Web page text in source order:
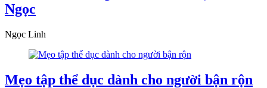
Ngọc
Ngọc Linh
Mẹo tập thể dục dành cho người bận rộn